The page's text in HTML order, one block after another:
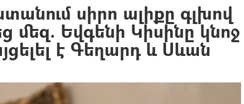
սիրո ալիքը գլխով
մեզ. Եվգենի Կիսինը կնոջ
է Գեղարդ և Սևան